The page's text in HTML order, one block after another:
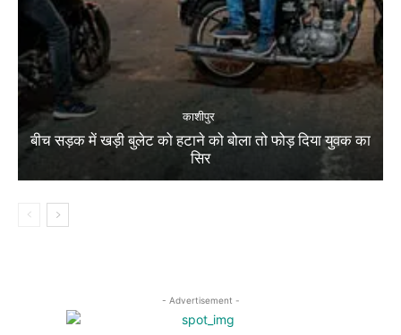
काशीपुर
बीच सड़क में खड़ी बुलेट को हटाने को बोला तो फोड़ दिया युवक का
सिर
- Advertisement -